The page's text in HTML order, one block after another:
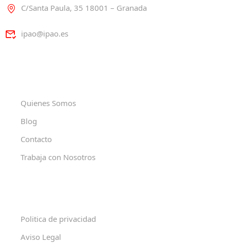
C/Santa Paula, 35 18001 – Granada
ipao@ipao.es
Quienes Somos
Blog
Contacto
Trabaja con Nosotros
Politica de privacidad
Aviso Legal